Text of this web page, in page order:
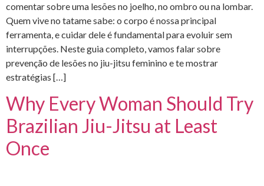
comentar sobre uma lesões no joelho, no ombro ou na lombar.
Quem vive no tatame sabe: o corpo é nossa principal
ferramenta, e cuidar dele é fundamental para evoluir sem
interrupções. Neste guia completo, vamos falar sobre
prevenção de lesões no jiu-jitsu feminino e te mostrar
estratégias […]
Why Every Woman Should Try
Brazilian Jiu-Jitsu at Least
Once